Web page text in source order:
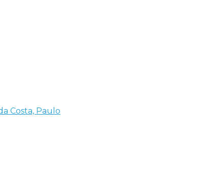
Costa, Paulo